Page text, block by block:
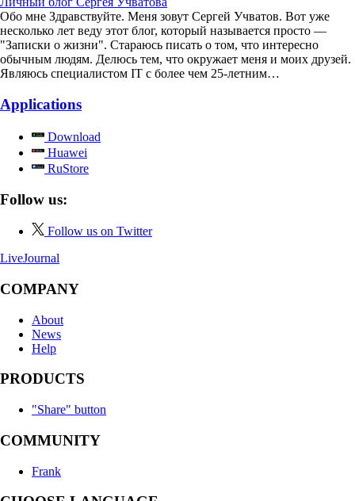
Обо мне Здравствуйте. Меня зовут Сергей Учватов. Вот уже
несколько лет веду этот блог, который называется просто —
"Записки о жизни". Стараюсь писать о том, что интересно
обычным людям. Делюсь тем, что окружает меня и моих друзей.
Являюсь специалистом IT с более чем 25-летним…
Applications
Download
Huawei
RuStore
Follow us:
Follow us on Twitter
LiveJournal
COMPANY
About
News
Help
PRODUCTS
"Share" button
COMMUNITY
Frank